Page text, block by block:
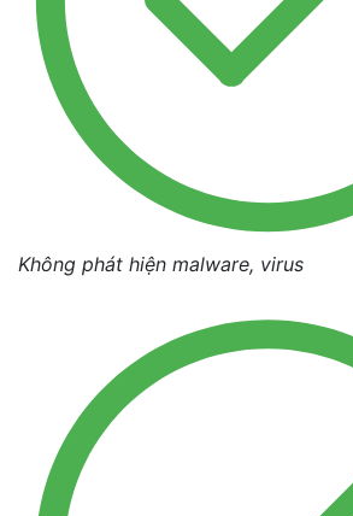
Không phát hiện malware, virus